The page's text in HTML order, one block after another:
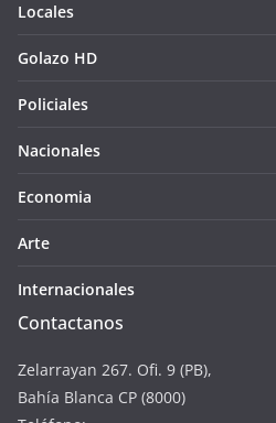
Locales
Golazo HD
Policiales
Nacionales
Economia
Arte
Internacionales
Contactanos
Zelarrayan 267. Ofi. 9 (PB),
Bahía Blanca CP (8000)